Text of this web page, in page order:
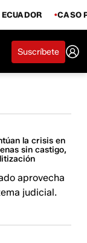
CASO
Suscríbete
la crisis en
sin castigo,
aprovecha
judicial.